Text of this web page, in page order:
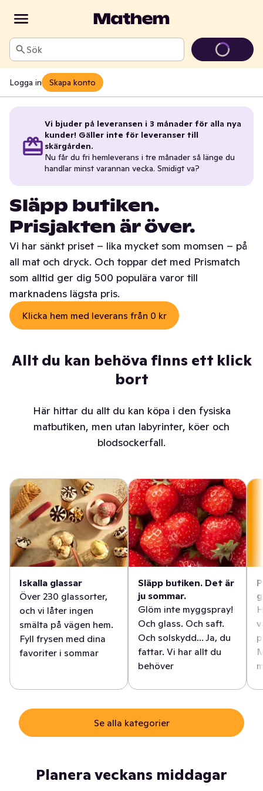
Sök
Logga in Skapa konto
Vi bjuder på leveransen i 3 månader för alla nya
kunder! Gäller inte för leveranser till
skärgården.
Nu får du fri hemleverans i tre månader så länge du
handlar minst varannan vecka. Smidigt va?
Släpp butiken.
Prisjakten är över.
Vi har sänkt priset – lika mycket som momsen – på
all mat och dryck. Och toppar det med Prismatch
som alltid ger dig 500 populära varor till
marknadens lägsta pris.
Klicka hem med leverans från 0 kr
Allt du kan behöva finns ett klick
bort
Här hittar du allt du kan köpa i den fysiska
matbutiken, men utan labyrinter, köer och
blodsockerfall.
Iskalla glassar
Över 230 glassorter,
och vi låter ingen
smälta på vägen hem.
Fyll frysen med dina
favoriter i sommar
Släpp butiken. Det är
ju sommar.
Glöm inte myggspray!
Och glass. Och saft.
Och solskydd... Ja, du
fattar. Vi har allt du
behöver
Se alla kategorier
Planera veckans middagar